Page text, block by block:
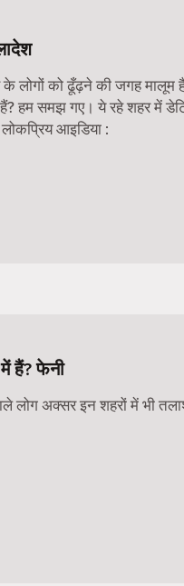
को ढूँढ़ने की जगह मालूम
हम समझ गए। ये रहे शहर में
आइडिया :
हैं? फेनी
लोग अक्सर इन शहरों में भी